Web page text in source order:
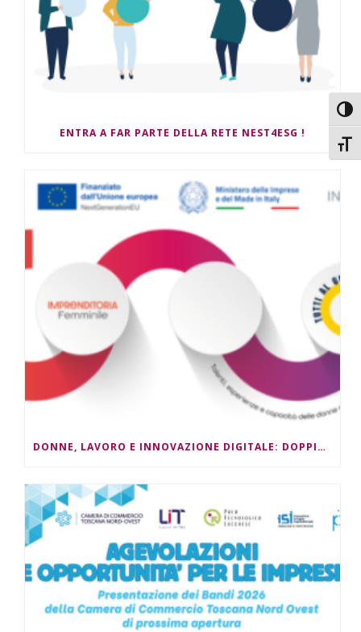
ENTRA A FAR PARTE DELLA RETE NEST4ESG !
DONNE, LAVORO E INNOVAZIONE DIGITALE: DOPPIO APPUNTAMENTO